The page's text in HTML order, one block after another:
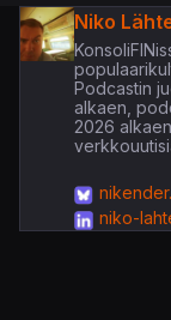
Niko
Podcastin
alkaen,
2026
niko-